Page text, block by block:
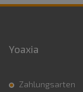
Yoaxia
Zahlungsarten